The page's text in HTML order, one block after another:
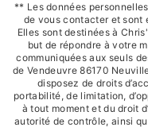
** Les données
de vous contacter et sont
Elles sont destinées à
but de répondre à votre
communiquées aux seuls
de Vendeuvre 86170
disposez de droits
portabilité, de limitation,
à tout moment et du droit
autorité de contrôle, ainsi